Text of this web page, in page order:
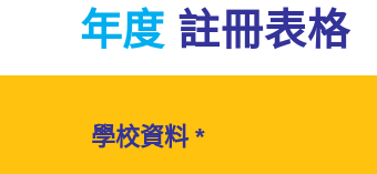
年度 註冊表格
學校資料 *